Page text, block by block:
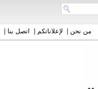
من نحن| لإعلاناتكم| اتصل بنا|